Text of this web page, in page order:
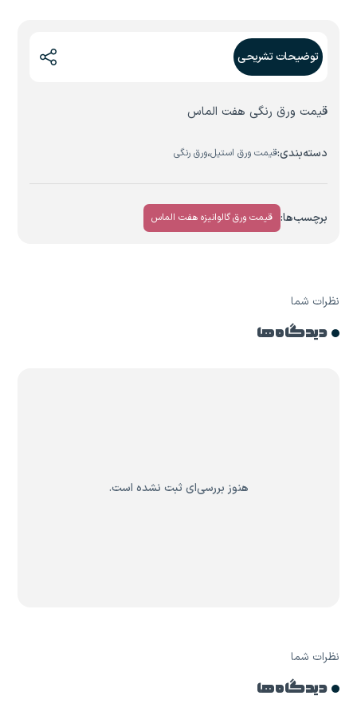
توضیحات تشریحی
قیمت ورق رنگی هفت الماس
دسته‌بندی:قیمت ورق استیل،ورق رنگی
برچسب‌ها: قیمت ورق گالوانیزه هفت الماس
نظرات شما
دیدگاه ها
هنوز بررسی‌ای ثبت نشده است.
نظرات شما
دیدگاه ها